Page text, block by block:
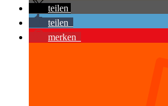
teilen
teilen
merken